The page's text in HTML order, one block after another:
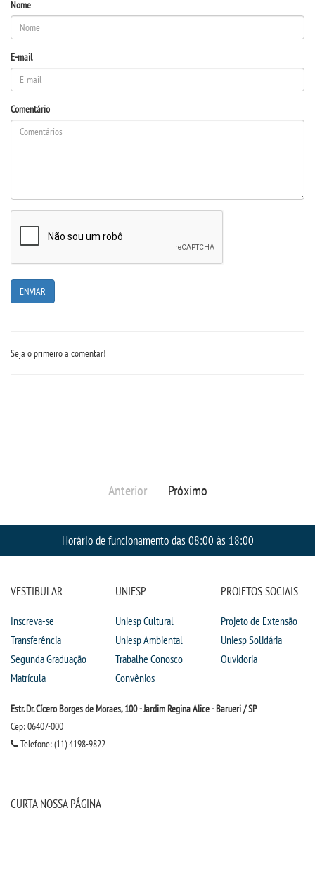
LOGIN
WEBMAIL
CONTATO
IMPRENSA
Nome
E-mail
Comentário
Seja o primeiro a comentar!
Anterior Próximo
Horário de funcionamento das 08:00 às 18:00
VESTIBULAR
Inscreva-se
Transferência
Segunda Graduação
Matrícula
UNIESP
Uniesp Cultural
Uniesp Ambiental
Trabalhe Conosco
Convênios
PROJETOS SOCIAIS
Projeto de Extensão
Uniesp Solidária
Ouvidoria
Estr. Dr. Cícero Borges de Moraes, 100 - Jardim Regina Alice - Barueri / SP
Cep: 06407-000
Telefone: (11) 4198-9822
CURTA NOSSA PÁGINA